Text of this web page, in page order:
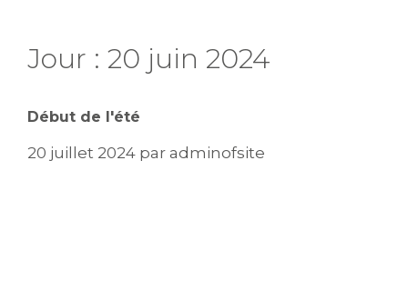
Jour : 20 juin 2024
Début de l'été
20 juillet 2024 par adminofsite